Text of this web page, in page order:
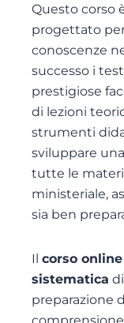
Questo corso
progettato
conoscenze
successo i
prestigiose
di lezioni
strumenti
sviluppare
tutte le
ministeriale,
sia ben
Il corso
sistematica
preparazione